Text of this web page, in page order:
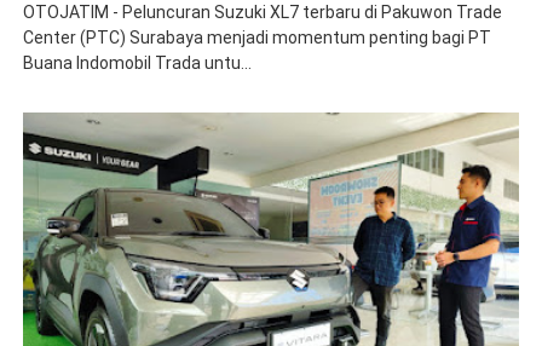
OTOJATIM - Peluncuran Suzuki XL7 terbaru di Pakuwon Trade
Center (PTC) Surabaya menjadi momentum penting bagi PT
Buana Indomobil Trada untu...